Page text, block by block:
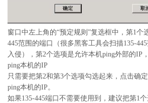
窗口中左上角的“预定规则”复选框中，第1个
445范围的端口（很多黑客工具会扫描135-
入侵），第2个选项是允许本机ping外部的IP
ping本机的IP
只需要把第2和第3个选项勾选起来，点击确
ping本机的IP。
如果135-445端口不需要使用到，建议把第1个